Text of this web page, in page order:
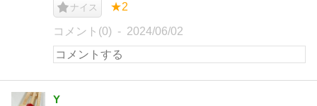
ナイス ★2
コメント(0) 2024/06/02
Y